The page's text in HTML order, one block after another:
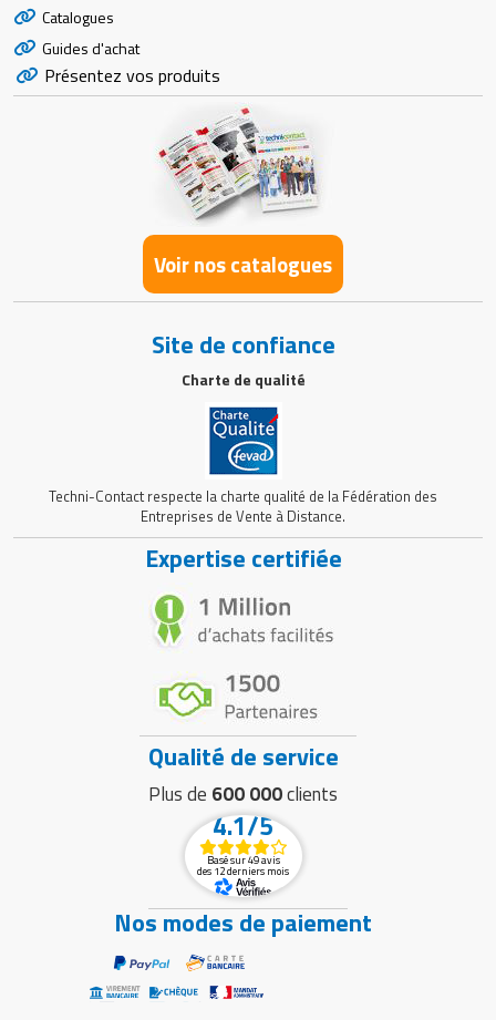
Catalogues
Guides d'achat
Présentez vos produits
Voir nos catalogues
Site de confiance
Charte de qualité
Techni-Contact respecte la charte qualité de la Fédération des
Entreprises de Vente à Distance.
Expertise certifiée
Qualité de service
Plus de 600 000clients
4.1/5
Basé sur 49 avis
des 12 derniers mois
Nos modes de paiement